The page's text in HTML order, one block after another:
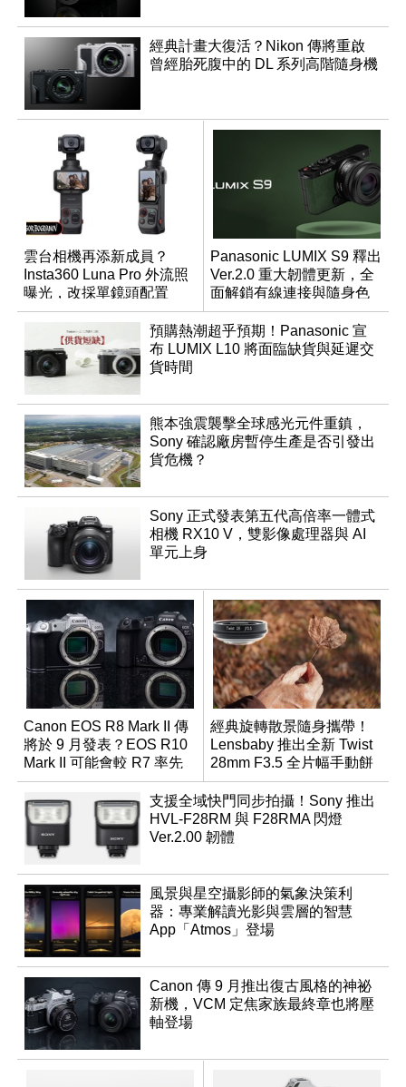
經典計畫大復活？Nikon 傳將重啟
曾經胎死腹中的 DL 系列高階隨身機
雲台相機再添新成員？
Insta360 Luna Pro 外流照
曝光，改採單鏡頭配置
Panasonic LUMIX S9 釋出
Ver.2.0 重大韌體更新，全
面解鎖有線連接與隨身色
調編輯
預購熱潮超乎預期！Panasonic 宣
布 LUMIX L10 將面臨缺貨與延遲交
貨時間
熊本強震襲擊全球感光元件重鎮，
Sony 確認廠房暫停生產是否引發出
貨危機？
Sony 正式發表第五代高倍率一體式
相機 RX10 V，雙影像處理器與 AI
單元上身
Canon EOS R8 Mark II 傳
將於 9 月發表？EOS R10
Mark II 可能會較 R7 率先
推出
經典旋轉散景隨身攜帶！
Lensbaby 推出全新 Twist
28mm F3.5 全片幅手動餅
乾鏡
支援全域快門同步拍攝！Sony 推出
HVL-F28RM 與 F28RMA 閃燈
Ver.2.00 韌體
風景與星空攝影師的氣象決策利
器：專業解讀光影與雲層的智慧
App「Atmos」登場
Canon 傳 9 月推出復古風格的神祕
新機，VCM 定焦家族最終章也將壓
軸登場